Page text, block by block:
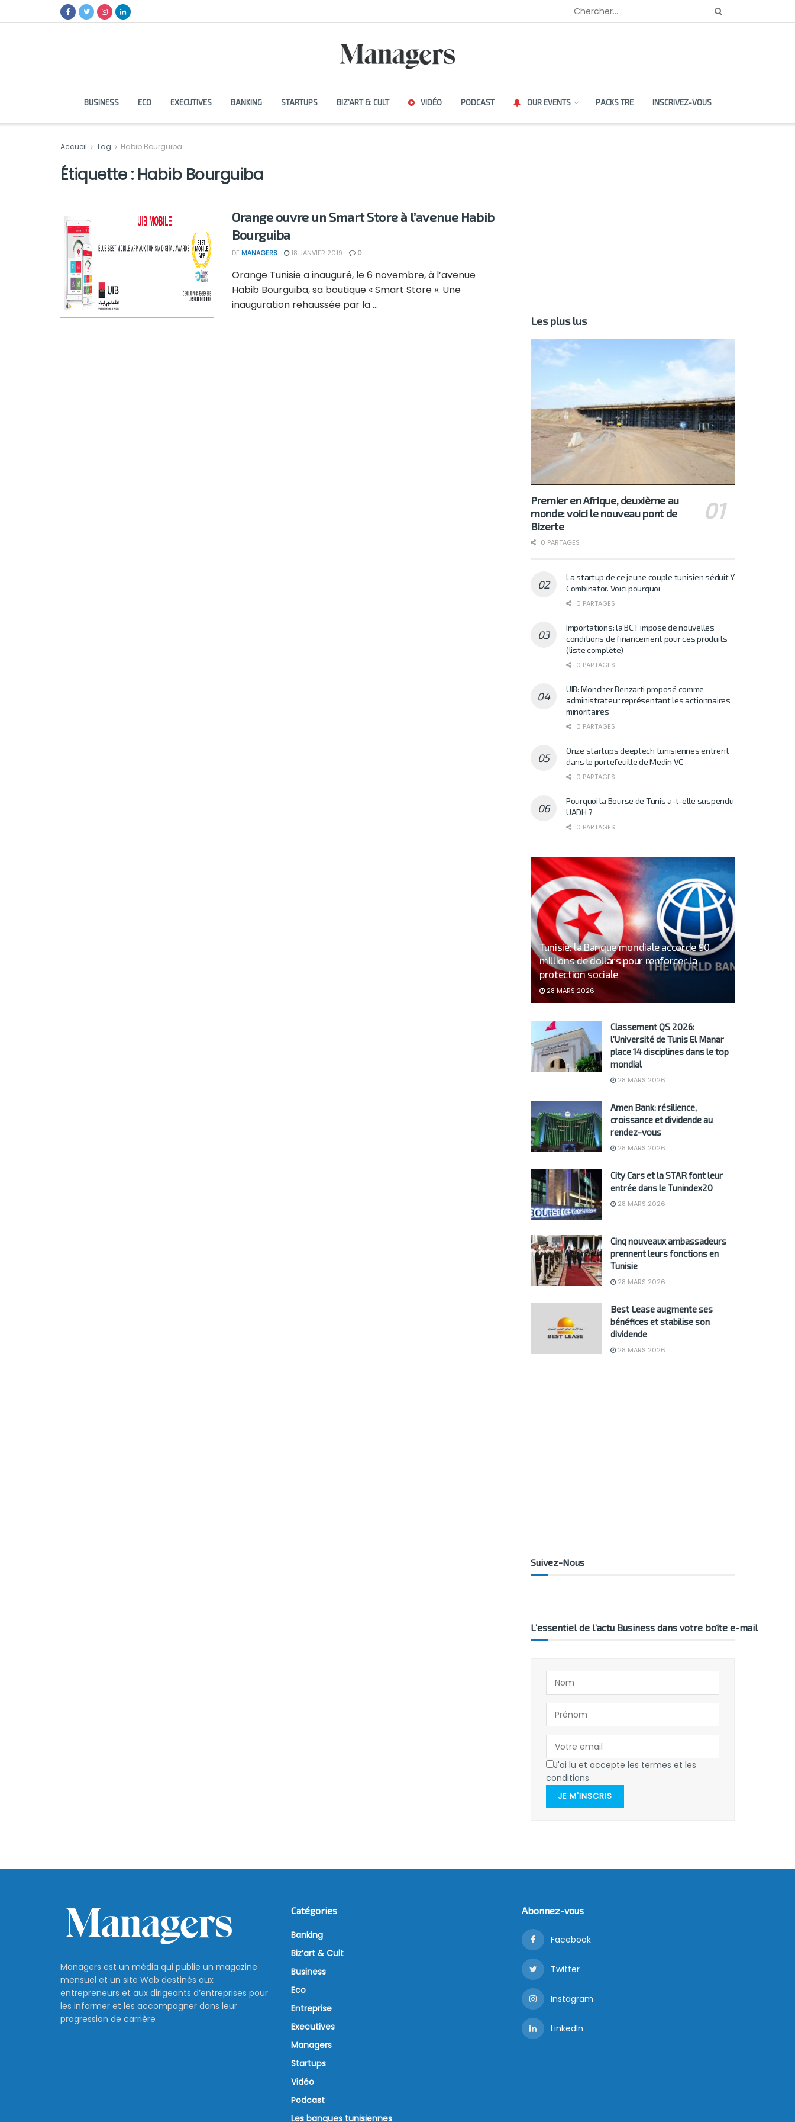
BUSINESS ECO EXECUTIVES BANKING STARTUPS BIZ’ART & CULT VIDÉO PODCAST OUR EVENTS PACKS TRE INSCRIVEZ-VOUS
Accueil Tag Habib Bourguiba
Étiquette : Habib Bourguiba
Orange ouvre un Smart Store à l’avenue Habib
Bourguiba
DE MANAGERS 18 JANVIER 2019 0
Orange Tunisie a inauguré, le 6 novembre, à l’avenue
Habib Bourguiba, sa boutique « Smart Store ». Une
inauguration rehaussée par la ...
Les plus lus
Premier en Afrique, deuxième au
monde: voici le nouveau pont de
Bizerte
0 PARTAGES
La startup de ce jeune couple tunisien séduit Y
Combinator. Voici pourquoi
0 PARTAGES
Importations: la BCT impose de nouvelles
conditions de financement pour ces produits
(liste complète)
0 PARTAGES
UIB: Mondher Benzarti proposé comme
administrateur représentant les actionnaires
minoritaires
0 PARTAGES
Onze startups deeptech tunisiennes entrent
dans le portefeuille de Medin VC
0 PARTAGES
Pourquoi la Bourse de Tunis a-t-elle suspendu
UADH ?
0 PARTAGES
Tunisie: la Banque mondiale accorde 90
millions de dollars pour renforcer la
protection sociale
28 MARS 2026
Classement QS 2026:
l’Université de Tunis El Manar
place 14 disciplines dans le top
mondial
28 MARS 2026
Amen Bank: résilience,
croissance et dividende au
rendez-vous
28 MARS 2026
City Cars et la STAR font leur
entrée dans le Tunindex20
28 MARS 2026
Cinq nouveaux ambassadeurs
prennent leurs fonctions en
Tunisie
28 MARS 2026
Best Lease augmente ses
bénéfices et stabilise son
dividende
28 MARS 2026
Suivez-Nous
L’essentiel de l’actu Business dans votre boîte e-mail
J'ai lu et accepte les termes et les
conditions
JE M'INSCRIS
Managers est un média qui publie un magazine
mensuel et un site Web destinés aux
entrepreneurs et aux dirigeants d’entreprises pour
les informer et les accompagner dans leur
progression de carrière
Catégories
Banking
Biz’art & Cult
Business
Eco
Entreprise
Executives
Managers
Startups
Vidéo
Podcast
Les banques tunisiennes
Abonnez-vous
Facebook
Twitter
Instagram
LinkedIn